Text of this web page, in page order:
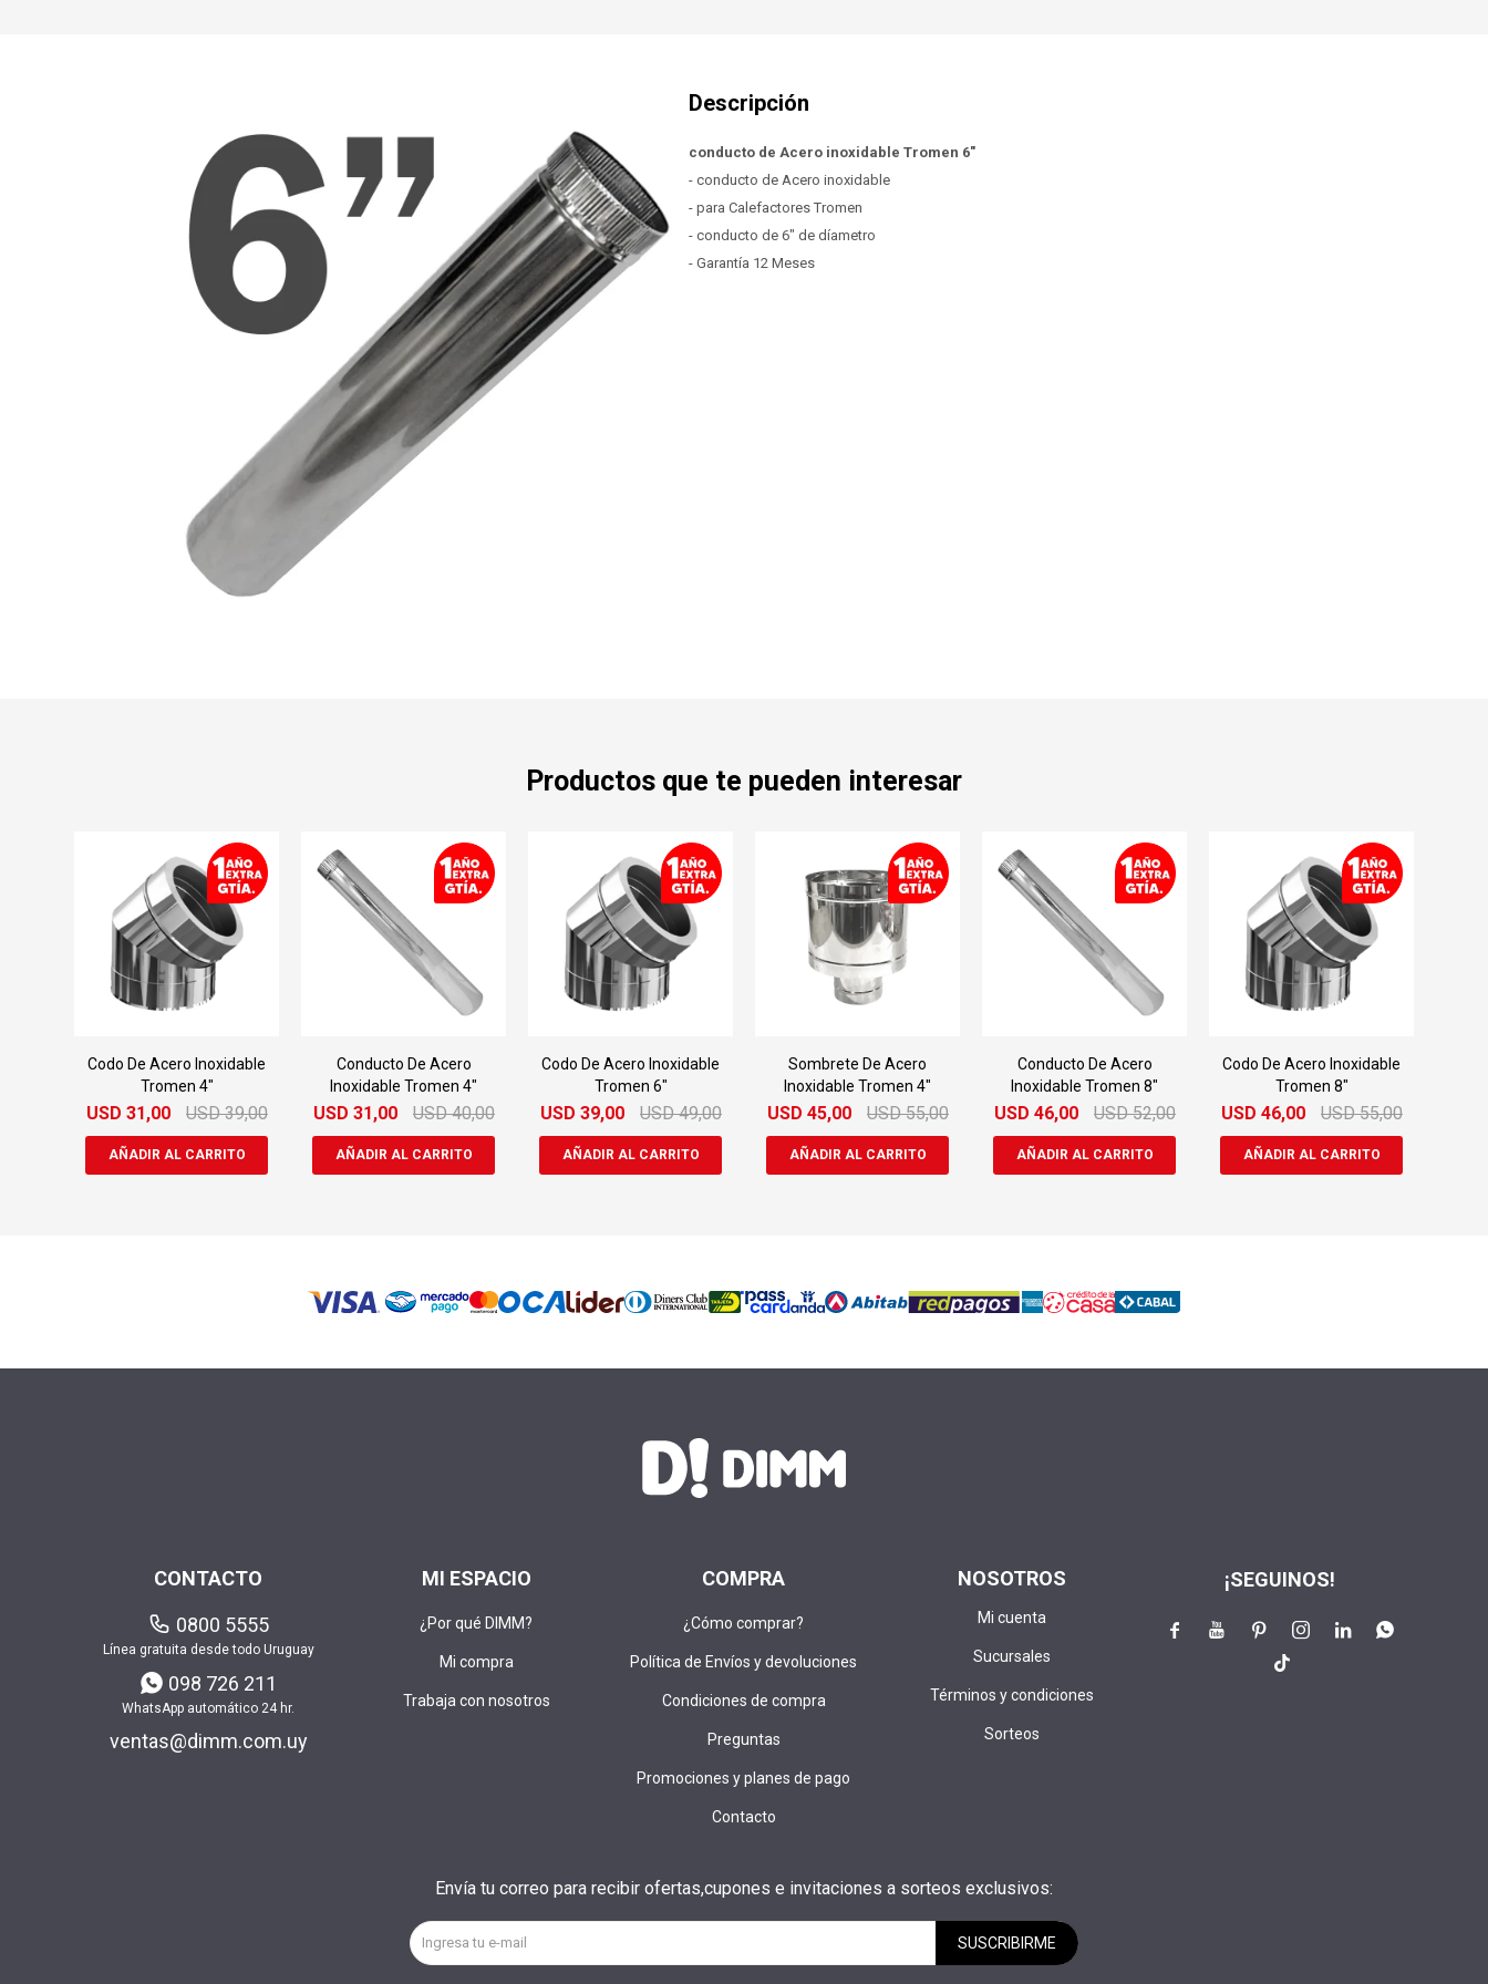
conducto de Acero inoxidable Tromen 6"
- conducto de Acero inoxidable
- para Calefactores Tromen
- conducto de 6" de díametro
- Garantía 12 Meses
Productos que te pueden interesar
Codo De Acero Inoxidable
Tromen 4"
USD 31,00 USD 39,00
Conducto De Acero
Inoxidable Tromen 4"
USD 31,00 USD 40,00
Codo De Acero Inoxidable
Tromen 6"
USD 39,00 USD 49,00
Sombrete De Acero
Inoxidable Tromen 4"
USD 45,00 USD 55,00
Conducto De Acero
Inoxidable Tromen 8"
USD 46,00 USD 52,00
Codo De Acero Inoxidable
Tromen 8"
USD 46,00 USD 55,00
MI ESPACIO
¿Por qué DIMM?
Mi compra
Trabaja con nosotros
COMPRA
¿Cómo comprar?
Política de Envíos y devoluciones
Condiciones de compra
Preguntas
Promociones y planes de pago
Contacto
NOSOTROS
Mi cuenta
Sucursales
Términos y condiciones
Sorteos
CONTACTO
0800 5555
Línea gratuita desde todo Uruguay
098 726 211
WhatsApp automático 24 hr.
ventas@dimm.com.uy
Envía tu correo para recibir ofertas,cupones e invitaciones a sorteos exclusivos:
SUSCRIBIRME
¡SEGUINOS!
    

